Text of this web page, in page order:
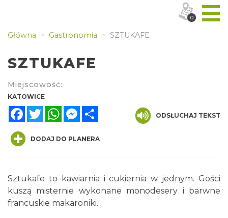
Główna Gastronomia SZTUKAFE
SZTUKAFE
Miejscowość:
KATOWICE
FacebookTwitterWhatsAppMessenger
ODSŁUCHAJ TEKST
DODAJ DO PLANERA
Sztukafe to kawiarnia i cukiernia w jednym. Gości
kuszą misternie wykonane monodesery i barwne
francuskie makaroniki.
0